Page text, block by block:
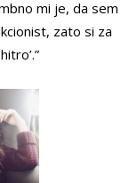
mi je, da sem
zato si za